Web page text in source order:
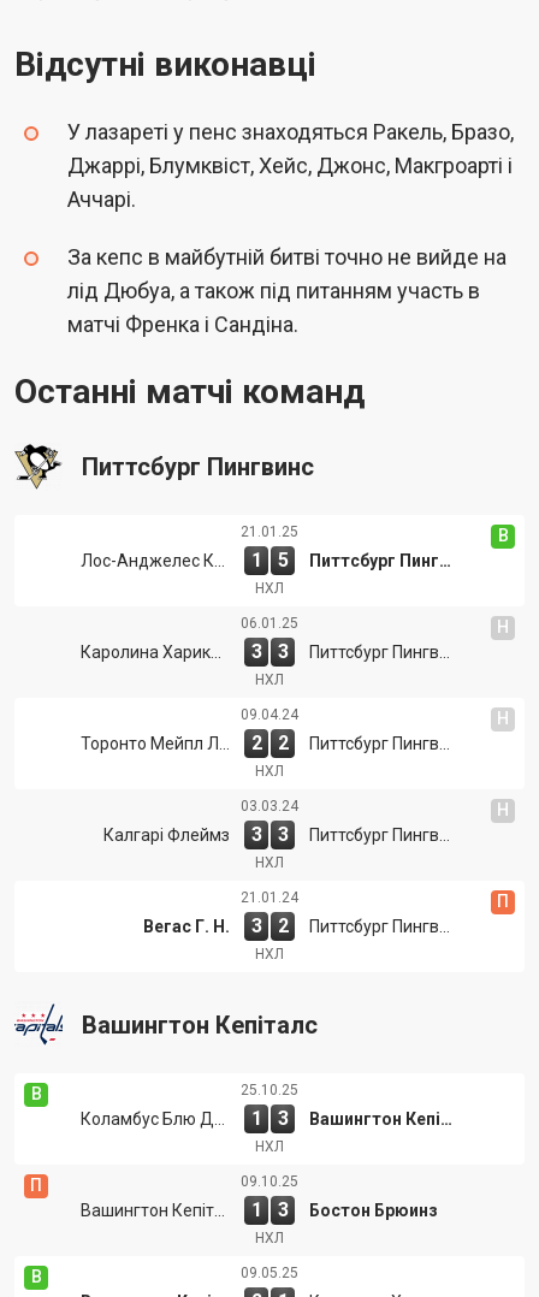
Відсутні виконавці
У лазареті у пенс знаходяться Ракель, Бразо,
Джаррі, Блумквіст, Хейс, Джонс, Макгроарті і
Аччарі.
За кепс в майбутній битві точно не вийде на
лід Дюбуа, а також під питанням участь в
матчі Френка і Сандіна.
Останні матчі команд
Питтсбург Пингвинс
В
21.01.25
1 5 Питтсбург Пингвинс
НХЛ
Н
06.01.25
3 3
НХЛ
Н
09.04.24
2 2
НХЛ
Н
03.03.24
Калгарі Флеймз 3 3
НХЛ
П
21.01.24
Вегас Г. Н. 3 2
НХЛ
Вашингтон Кепіталс
В 25.10.25
1 3 Вашингтон Кепіталс
НХЛ
П 09.10.25
1 3 Бостон Брюинз
НХЛ
В 09.05.25